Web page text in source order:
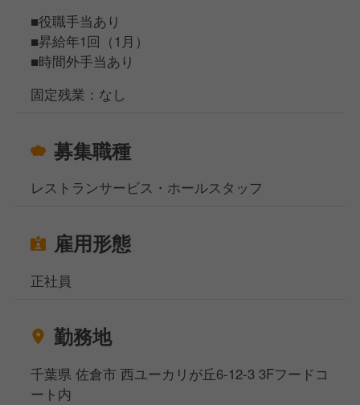
ト・アルバイトの方の育成を担当
▲
□スタッフ
約3カ月の研修期間で、店舗内の全ポジションを経験
ます＞
ジャーや営業部長、本社管理部門などのポジションに
──────────
★ 具体的な仕事内容
──────────
■ラーメンやサイドメニューの調理業務
■スタッフのマネジメント、店舗運営業務 など
提供するラーメンや焼き飯の味付けなども店内で全て
■役職手当あり
■昇給年1回（1月）
■時間外手当あり
固定残業：なし
募集職種
レストランサービス・ホールスタッフ
雇用形態
正社員
勤務地
千葉県 佐倉市 西ユーカリが丘6-12-3 3Fフードコ
ート内